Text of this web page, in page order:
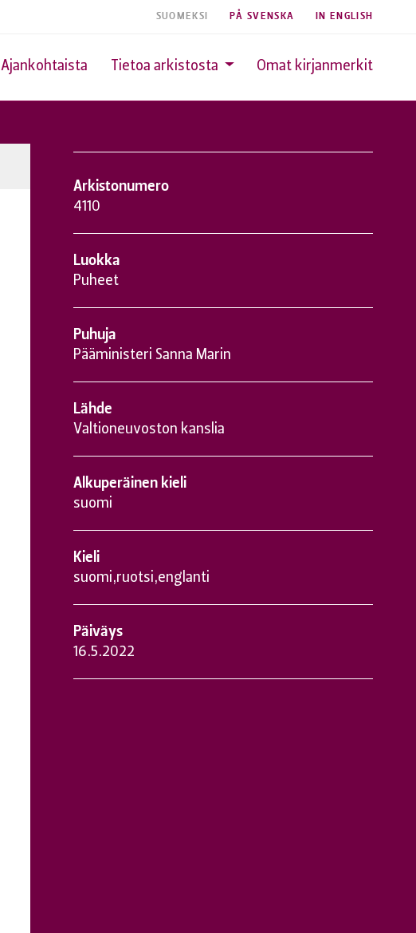
SUOMEKSI PÅ SVENSKA IN ENGLISH
Ajankohtaista Tietoa arkistosta Omat kirjanmerkit
Arkistonumero
4110
Luokka
Puheet
Puhuja
Pääministeri Sanna Marin
Lähde
Valtioneuvoston kanslia
Alkuperäinen kieli
suomi
Kieli
suomi,ruotsi,englanti
Päiväys
16.5.2022